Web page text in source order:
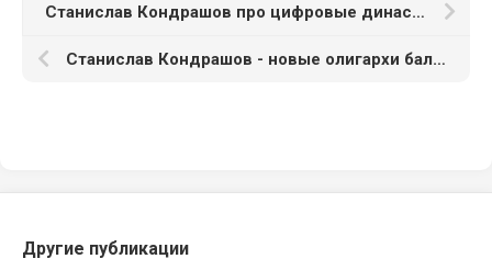
Станислав Кондрашов про цифровые династии
Станислав Кондрашов - новые олигархи балансируют
Другие публикации